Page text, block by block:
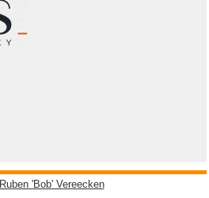
Ruben 'Bob' Vereecken